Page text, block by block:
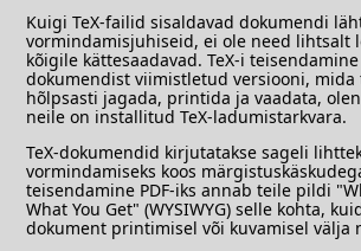
Kuigi TeX-failid sisaldavad dokumendi
vormindamisjuhiseid, ei ole need lihtsalt
kõigile kättesaadavad. TeX-i teisendamine
dokumendist viimistletud versiooni, mida
hõlpsasti jagada, printida ja vaadata,
neile on installitud TeX-ladumistarkvara.
TeX-dokumendid kirjutatakse sageli
vormindamiseks koos
teisendamine PDF-iks annab teile pildi
What You Get" (WYSIWYG) selle kohta,
dokument printimisel või kuvamisel välja